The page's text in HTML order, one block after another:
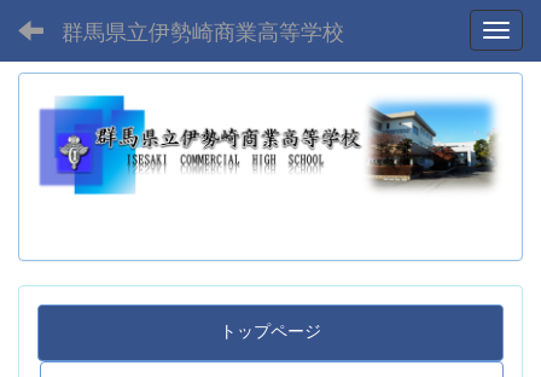
群馬県立伊勢崎商業高等学校
トップページ